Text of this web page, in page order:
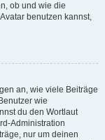
ob und wie die
benutzen kannst,
an, wie viele Beiträge
wie
du den Wortlaut
Administration
nur um deinen